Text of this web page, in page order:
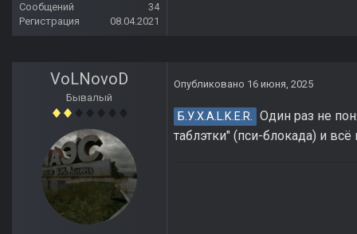
Сообщений
34
Регистрация
08.04.2021
VoLNovoD
Бывалый
Опубликовано 16 июня, 2025
Б.У.Х.А.L.K.E.R. Один раз не
таблэтки" (пси-блокада) и